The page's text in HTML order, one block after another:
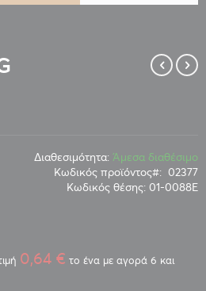
Διαθεσιμότητα: Άμεσα διαθέσιμο
Κωδικός προϊόντος
02377
Κωδικός θέσης: 01-0088Ε
0,64 € το ένα με αγορά 6 και